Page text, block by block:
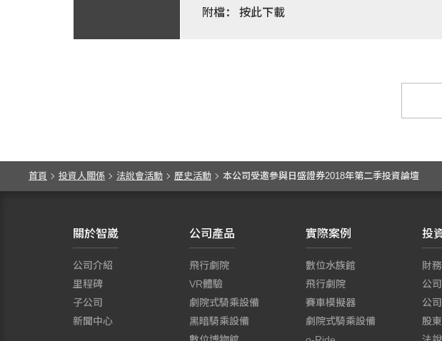
附檔： 按此下載
首頁 投資人關係 法說會活動 歷史活動 本公司受邀參與日盛證券2018年第二季投資論壇
關於智崴
公司介紹
里程碑
子公司
新聞中心
公司產品
飛行劇院
VR體驗
劇院式騎乘設備
黑暗騎乘設備
實際案例
數位水族館
飛行劇院
賽車模擬器
劇院式騎乘設備
投
財
公
公
股